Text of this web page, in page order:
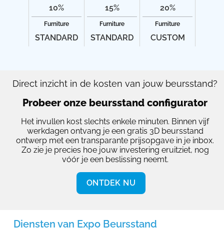
10%
Furniture
STANDARD
15%
Furniture
STANDARD
20%
Furniture
CUSTOM
Direct inzicht in de kosten van jouw beursstand?
Probeer onze beursstand configurator
Het invullen kost slechts enkele minuten. Binnen vijf
werkdagen ontvang je een gratis 3D beursstand
ontwerp met een transparante prijsopgave in je inbox.
Zo zie je precies hoe jouw investering eruitziet, nog
vóór je een beslissing neemt.
ONTDEK NU
Diensten van Expo Beursstand